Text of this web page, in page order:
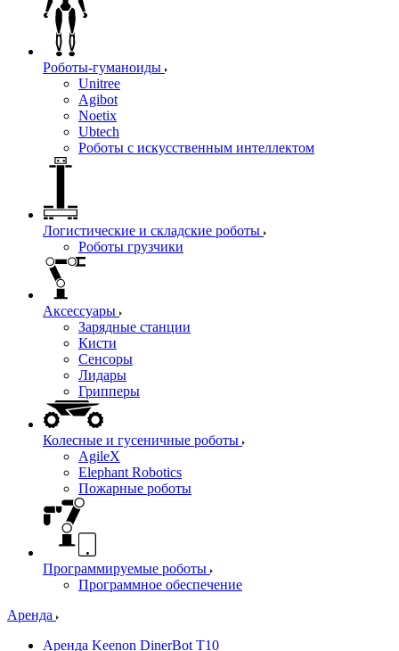
Роботы-гуманоиды
Unitree
Agibot
Noetix
Ubtech
Роботы с искусственным интеллектом
Логистические и складские роботы
Роботы грузчики
Аксессуары
Зарядные станции
Кисти
Сенсоры
Лидары
Грипперы
Колесные и гусеничные роботы
AgileX
Elephant Robotics
Пожарные роботы
Программируемые роботы
Программное обеспечение
Аренда
Аренда Keenon DinerBot T10